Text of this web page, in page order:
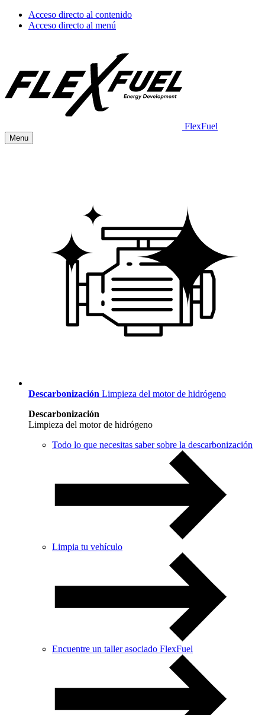
Acceso directo al contenido
Acceso directo al menú
FlexFuel
Menu
Descarbonización Limpieza del motor de hidrógeno
Descarbonización
Limpieza del motor de hidrógeno
Todo lo que necesitas saber sobre la descarbonización
Limpia tu vehículo
Encuentre un taller asociado FlexFuel